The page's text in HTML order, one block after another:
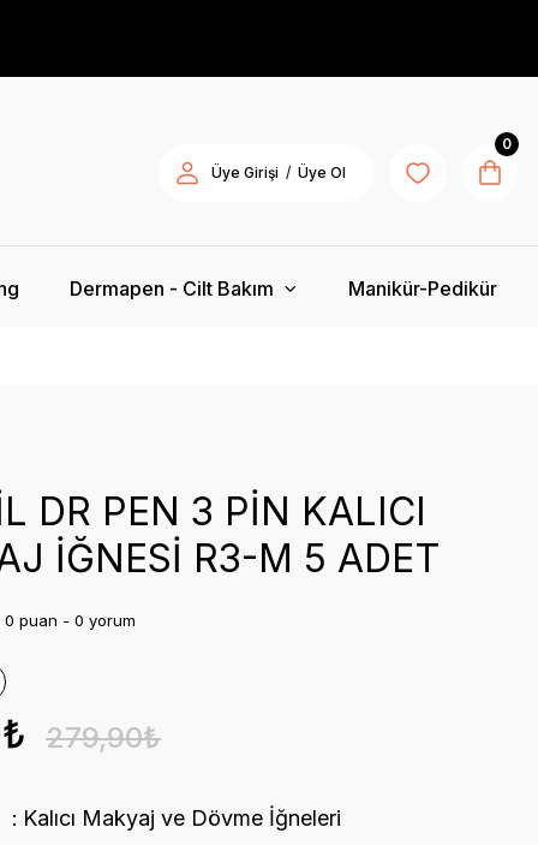
Üye Girişi / Üye Ol
0
Dermapen - Cilt Bakım Manikür-Pedikür
DR PEN 3 PİN KALICI
İĞNESİ R3-M 5 ADET
0 puan - 0 yorum
279,90₺
Kalıcı Makyaj ve Dövme İğneleri